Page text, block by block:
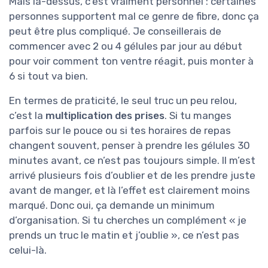
personnes supportent mal ce genre de fibre, donc ça
peut être plus compliqué. Je conseillerais de
commencer avec 2 ou 4 gélules par jour au début
pour voir comment ton ventre réagit, puis monter à
6 si tout va bien.
En termes de praticité, le seul truc un peu relou,
c’est la multiplication des prises. Si tu manges
parfois sur le pouce ou si tes horaires de repas
changent souvent, penser à prendre les gélules 30
minutes avant, ce n’est pas toujours simple. Il m’est
arrivé plusieurs fois d’oublier et de les prendre juste
avant de manger, et là l’effet est clairement moins
marqué. Donc oui, ça demande un minimum
d’organisation. Si tu cherches un complément « je
prends un truc le matin et j’oublie », ce n’est pas
celui-là.